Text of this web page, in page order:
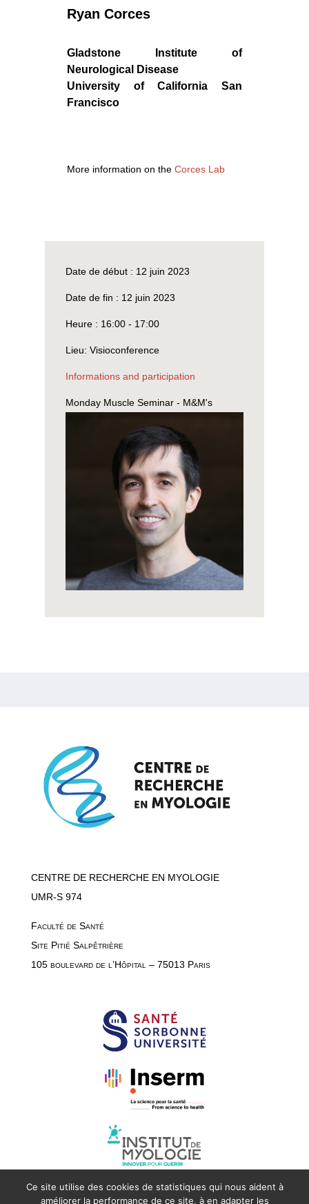
Ryan Corces
Gladstone Institute of
Neurological Disease
University of California San
Francisco
More information on the Corces Lab
Date de début : 12 juin 2023
Date de fin : 12 juin 2023
Heure : 16:00 - 17:00
Lieu: Visioconference
Informations and participation
Monday Muscle Seminar - M&M's
CENTRE DE RECHERCHE EN MYOLOGIE
UMR-S 974
Faculté de Santé
Site Pitié Salpêtrière
105 boulevard de l’Hôpital – 75013 Paris
Ce site utilise des cookies de statistiques qui nous aident à
améliorer la performance de ce site, à en adapter les